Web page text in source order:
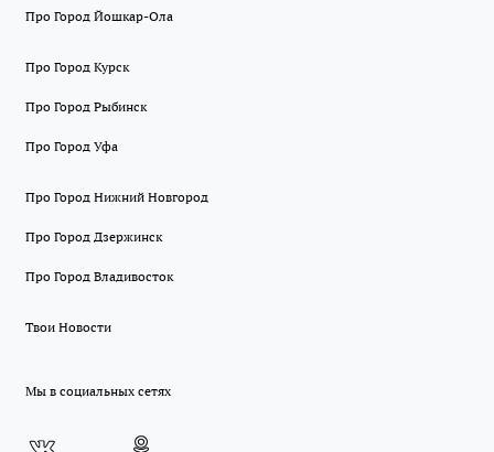
Про Город Йошкар-Ола
Про Город Курск
Про Город Рыбинск
Про Город Уфа
Про Город Нижний Новгород
Про Город Дзержинск
Про Город Владивосток
Твои Новости
Мы в социальных сетях